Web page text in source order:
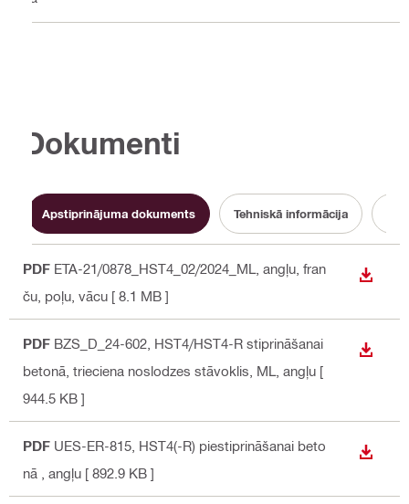
Dokumenti
Apstiprinājuma dokuments Tehniskā informācija
PDF ETA-21/0878_HST4_02/2024_ML , angļu, fran
ču, poļu, vācu [ 8.1 MB ]
PDF BZS_D_24-602, HST4/HST4-R stiprināšanai
betonā, trieciena noslodzes stāvoklis, ML , angļu [
944.5 KB ]
PDF UES-ER-815, HST4(-R) piestiprināšanai beto
nā
, angļu [ 892.9 KB ]